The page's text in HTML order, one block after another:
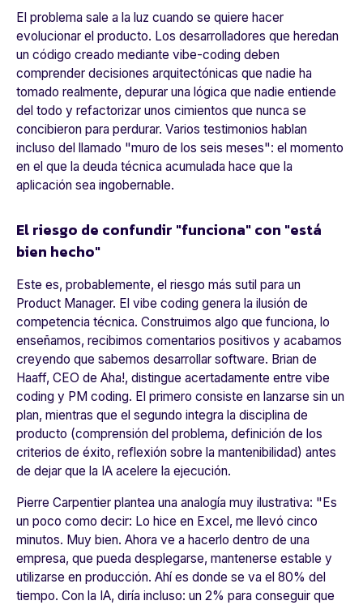
El problema sale a la luz cuando se quiere hacer
evolucionar el producto. Los desarrolladores que heredan
un código creado mediante vibe-coding deben
comprender decisiones arquitectónicas que nadie ha
tomado realmente, depurar una lógica que nadie entiende
del todo y refactorizar unos cimientos que nunca se
concibieron para perdurar. Varios testimonios hablan
incluso del llamado "muro de los seis meses": el momento
en el que la deuda técnica acumulada hace que la
aplicación sea ingobernable.
El riesgo de confundir "funciona" con "está
bien hecho"
Este es, probablemente, el riesgo más sutil para un
Product Manager. El vibe coding genera la ilusión de
competencia técnica. Construimos algo que funciona, lo
enseñamos, recibimos comentarios positivos y acabamos
creyendo que sabemos desarrollar software. Brian de
Haaff, CEO de Aha!, distingue acertadamente entre vibe
coding y PM coding. El primero consiste en lanzarse sin un
plan, mientras que el segundo integra la disciplina de
producto (comprensión del problema, definición de los
criterios de éxito, reflexión sobre la mantenibilidad) antes
de dejar que la IA acelere la ejecución.
Pierre Carpentier plantea una analogía muy ilustrativa: " Es
un poco como decir: Lo hice en Excel, me llevó cinco
minutos. Muy bien. Ahora ve a hacerlo dentro de una
empresa, que pueda desplegarse, mantenerse estable y
utilizarse en producción. Ahí es donde se va el 80% del
tiempo. Con la IA, diría incluso: un 2% para conseguir que